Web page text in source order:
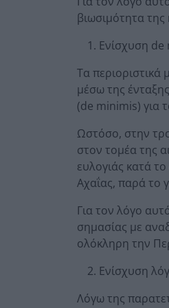
βιωσιμότητα
Ενίσχυση
Τα
μέσω της
(de minimis) για
Ωστόσο, στην
στον τομέα της
ευλογιάς κατά
Αχαΐας, παρά το
Για τον λόγο
σημασίας με
ολόκληρη την
Ενίσχυση
Λόγω της